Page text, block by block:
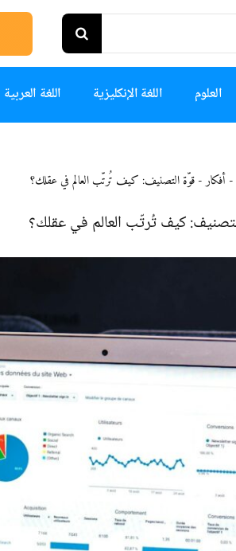
العلوم اللغة الإنكليزية اللغة العربية
-أفكار-قوّة التصنيف: كيف تُرتّب العالم في عقلك؟
كيف تُرتّب العالم في عقلك؟